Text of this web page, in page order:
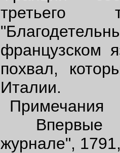
третьего
французском
похвал,
Италии.
Примечания
Впервые
журнале",